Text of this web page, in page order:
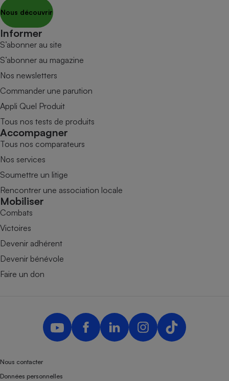
Nous découvrir
Informer
S’abonner au site
S’abonner au magazine
Nos newsletters
Commander une parution
Appli Quel Produit
Tous nos tests de produits
Accompagner
Tous nos comparateurs
Nos services
Soumettre un litige
Rencontrer une association locale
Mobiliser
Combats
Victoires
Devenir adhérent
Devenir bénévole
Faire un don
Nous contacter
Données personnelles